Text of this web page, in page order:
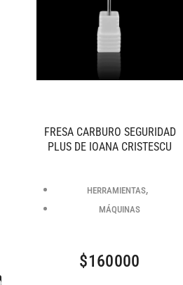
FRESA CARBURO SEGURIDAD
PLUS DE IOANA CRISTESCU
HERRAMIENTAS,
MÁQUINAS
$160000